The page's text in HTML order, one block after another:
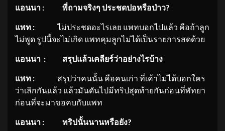
แอนนา : พี่ถามจริงๆ ประชดปอหรือป่าว?
แพท :ไม่ประชดอะไรเลย แพทบอกไปแล้ว คือถ้าลูก
ไม่พูด รูปนี้จะไม่เกิด แพทคุมลูกไม่ได้เป็นรายการสดด้วย
แอนนา : สรุปแล้วเคลียร์ว่าอย่างไรบ้าง
แพท : สรุปว่าคนนั้น คือคนเก่า ที่เค้าไม่ได้บอกใคร
ว่าเลิกกันแล้ว แล้วมันดันไปมีทริปสุดท้ายกันก่อนที่พัทยา
ก่อนที่จะมาขอคบกับแพท
แอนนา : ทริปนั้นนานหรือยัง?